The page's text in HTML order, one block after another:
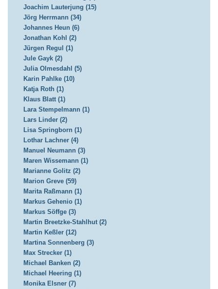
Joachim Lauterjung (15)
Jörg Herrmann (34)
Johannes Heun (6)
Jonathan Kohl (2)
Jürgen Regul (1)
Jule Gayk (2)
Julia Olmesdahl (5)
Karin Pahlke (10)
Katja Roth (1)
Klaus Blatt (1)
Lara Stempelmann (1)
Lars Linder (2)
Lisa Springborn (1)
Lothar Lachner (4)
Manuel Neumann (3)
Maren Wissemann (1)
Marianne Golitz (2)
Marion Greve (59)
Marita Raßmann (1)
Markus Gehenio (1)
Markus Söffge (3)
Martin Breetzke-Stahlhut (2)
Martin Keßler (12)
Martina Sonnenberg (3)
Max Strecker (1)
Michael Banken (2)
Michael Heering (1)
Monika Elsner (7)